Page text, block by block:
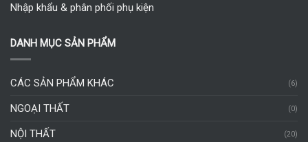
Nhập khẩu & phân phối phụ kiện
DANH MỤC SẢN PHẨM
CÁC SẢN PHẨM KHÁC (6)
NGOẠI THẤT (0)
NỘI THẤT (20)